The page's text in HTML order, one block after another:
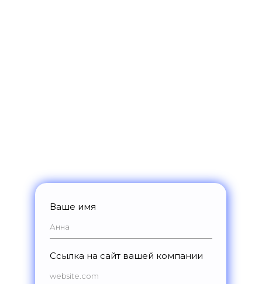
Ваше имя
Ссылка на сайт вашей компании